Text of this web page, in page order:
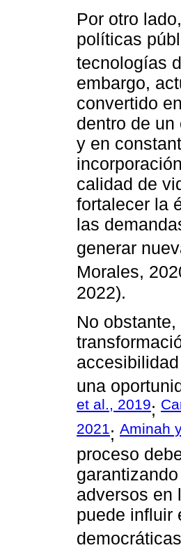
Por otro
políticas
tecnologías
embargo,
convertido
dentro de
y en
calidad de
fortalecer la
las
generar
Morales,
2022).
No
una
et al., 2019;
2021; Aminah
proceso
adversos en
puede influir